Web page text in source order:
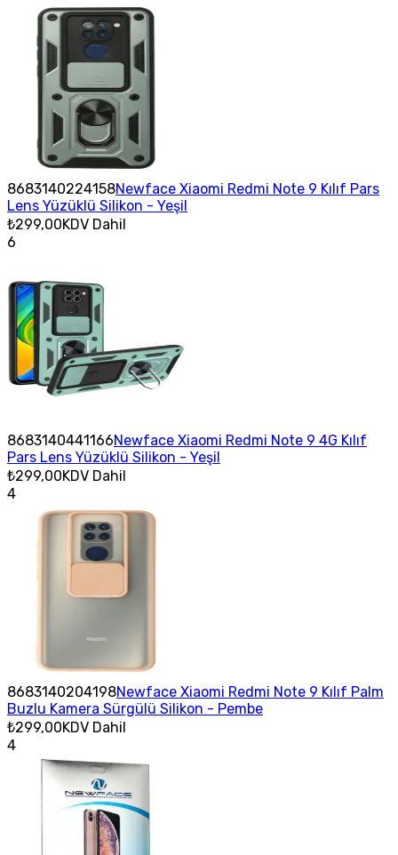
8683140224158Newface Xiaomi Redmi Note 9 Kılıf Pars
Lens Yüzüklü Silikon - Yeşil
₺299,00KDV Dahil
6
8683140441166Newface Xiaomi Redmi Note 9 4G Kılıf
Pars Lens Yüzüklü Silikon - Yeşil
₺299,00KDV Dahil
4
8683140204198Newface Xiaomi Redmi Note 9 Kılıf Palm
Buzlu Kamera Sürgülü Silikon - Pembe
₺299,00KDV Dahil
4